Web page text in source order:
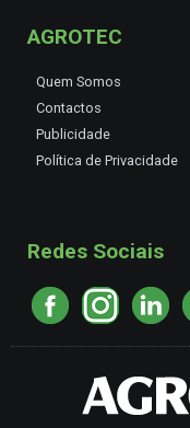
AGROTEC
Quem Somos
Contactos
Publicidade
Política de Privacidade
Redes Sociais